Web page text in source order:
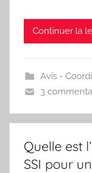
Continuer la
Avis -
3
Quelle est
SSI pour